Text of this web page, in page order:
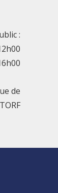
:
de